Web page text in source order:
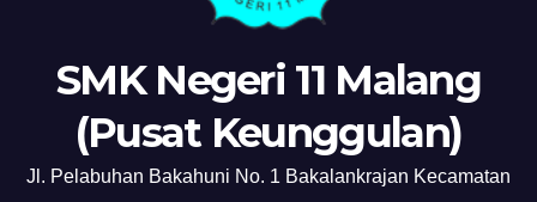
SMK Negeri 11 Malang
(Pusat Keunggulan)
Jl. Pelabuhan Bakahuni No. 1 Bakalankrajan Kecamatan